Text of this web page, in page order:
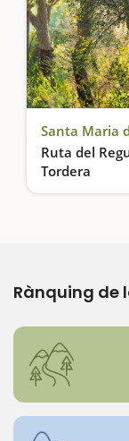
Ruta del
Tordera
Una excursió
Rànquing de